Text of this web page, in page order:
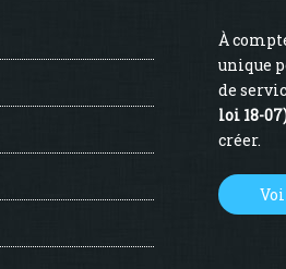
À
unique
de
loi 18-
créer.